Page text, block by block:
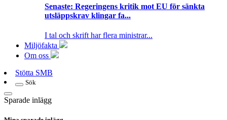
Senaste: Regeringens kritik mot EU för sänkta
utsläppskrav klingar fa...
I tal och skrift har flera ministrar...
Miljöfakta
Om oss
Stötta SMB
Sök
Sparade inlägg